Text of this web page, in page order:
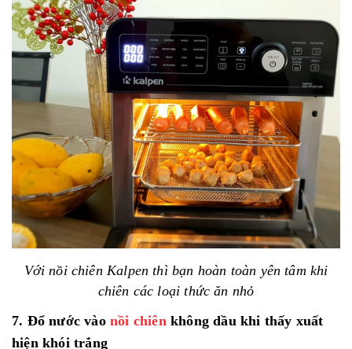
Với nồi chiên Kalpen thì bạn hoàn toàn yên tâm khi
chiên các loại thức ăn nhỏ
7. Đổ nước vào nồi chiênkhông dầu khi thấy xuất
hiện khói trắng